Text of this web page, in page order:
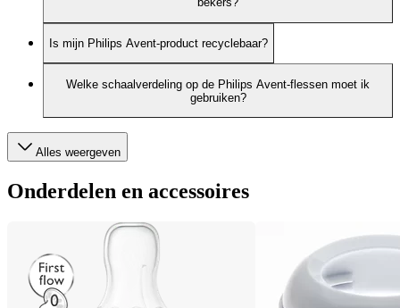
Is mijn Philips Avent-product recyclebaar?
Welke schaalverdeling op de Philips Avent-flessen moet ik
gebruiken?
Alles weergeven
Onderdelen en accessoires